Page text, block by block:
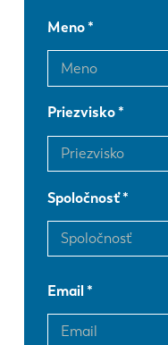
Meno
Priezvisko
Spoločnosť
Email